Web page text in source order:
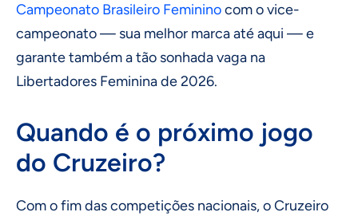
Campeonato Brasileiro Femininocom o vice-
campeonato — sua melhor marca até aqui — e
garante também a tão sonhada vaga na
Libertadores Feminina de 2026.
Quando é o próximo jogo
do Cruzeiro?
Com o fim das competições nacionais, o Cruzeiro